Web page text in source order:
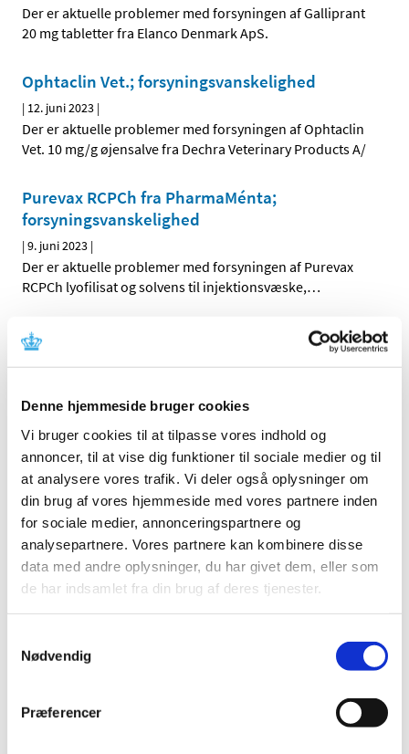
Denne hjemmeside bruger cookies
Vi bruger cookies til at tilpasse vores indhold og
annoncer, til at vise dig funktioner til sociale medier og til
at analysere vores trafik. Vi deler også oplysninger om
din brug af vores hjemmeside med vores partnere inden
for sociale medier, annonceringspartnere og
analysepartnere. Vores partnere kan kombinere disse
data med andre oplysninger, du har givet dem, eller som
de har indsamlet fra din brug af deres tjenester.
Nødvendig
Præferencer
Der er aktuelle problemer med forsyningen af Galliprant
20 mg tabletter fra Elanco Denmark ApS.
Ophtaclin Vet.; forsyningsvanskelighed
| 12. juni 2023 |
Der er aktuelle problemer med forsyningen af Ophtaclin
Vet. 10 mg/g øjensalve fra Dechra Veterinary Products A/
Purevax RCPCh fra PharmaMénta;
forsyningsvanskelighed
|9. juni 2023 |
Der er aktuelle problemer med forsyningen af Purevax
RCPCh lyofilisat og solvens til injektionsvæske,…
CircoMax Myco; forsyningsvaskelighed
Myco injektionsvæske, emulsion fra Zoetis Belgium SA.
Clamoxyl Vet.; forsyningsvanskelighed
|6. juni 2023|
Der er aktuelle problemer med forsyningen af Clamoxyl
Vet. 200 mg tabletter fra Zoetis Animal Health ApS.
Alle (479)
TID
2025 (107)
2023 (88)